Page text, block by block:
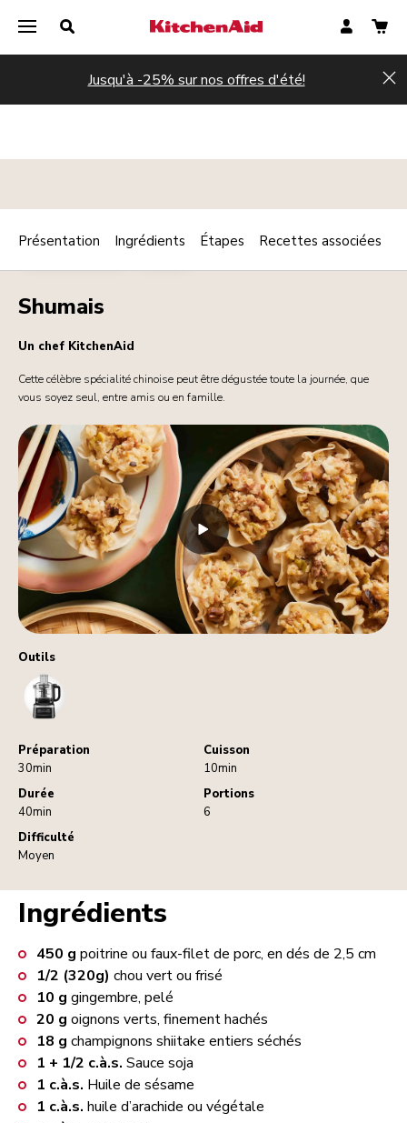
Jusqu'à -25% sur nos offres d'été!
Outils
FoodProcessor
Préparation
30min
Cuisson
10min
Durée
40min
Portions
6
Difficulté
Moyen
PLAT PRINCIPAL VIANDE Print
Shumais
Un chef KitchenAid
Cette célèbre spécialité chinoise peut être dégustée toute la journée, que
vous soyez seul, entre amis ou en famille.
Présentation Ingrédients Étapes Recettes associées
Ingrédients
450 g poitrine ou faux-filet de porc, en dés de 2,5 cm
1/2 (320g) chou vert ou frisé
10 g gingembre, pelé
20 g oignons verts, finement hachés
18 g champignons shiitake entiers séchés
1 + 1/2 c.à.s. Sauce soja
1 c.à.s. Huile de sésame
1 c.à.s. huile d’arachide ou végétale